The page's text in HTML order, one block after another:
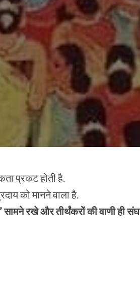
प्रकट होती है.
को मानने वाला है.
रखे और तीर्थंकरों की वाणी ही संघ